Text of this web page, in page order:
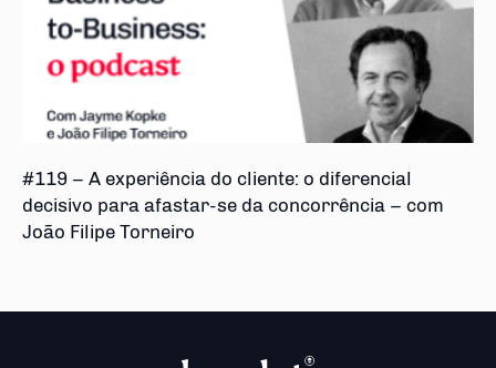
#119 – A experiência do cliente: o diferencial
decisivo para afastar-se da concorrência – com
João Filipe Torneiro